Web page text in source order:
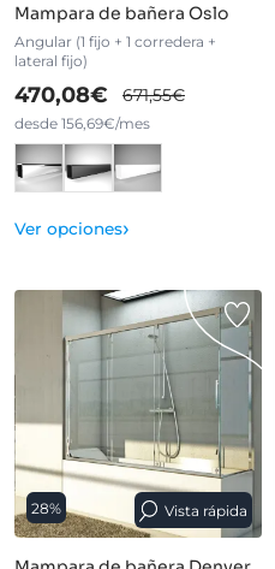
Mampara de bañera Oslo
Angular (1 fijo + 1 corredera +
lateral fijo)
470,08€ 671,55€
desde 156,69€/mes
Ver opciones›
28% Vista rápida